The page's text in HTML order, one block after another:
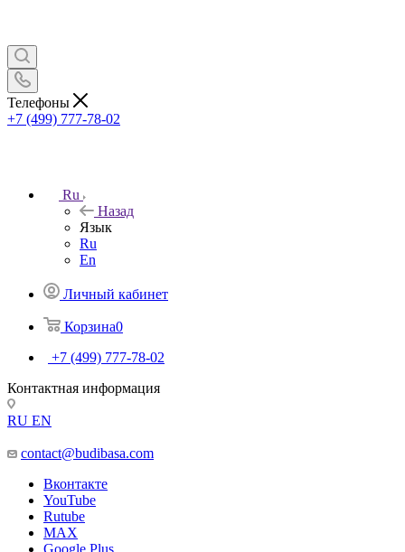
Телефоны
+7 (499) 777-78-02
Ru
Назад
Язык
Ru
En
Личный кабинет
Корзина0
+7 (499) 777-78-02
Контактная информация
RU EN
contact@budibasa.com
Вконтакте
YouTube
Rutube
MAX